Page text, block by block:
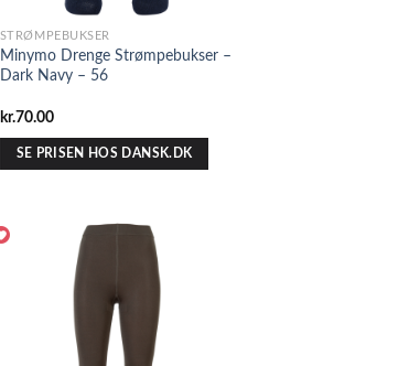
STRØMPEBUKSER
Minymo Drenge Strømpebukser –
Dark Navy – 56
kr.70.00
SE PRISEN HOS DANSK.DK